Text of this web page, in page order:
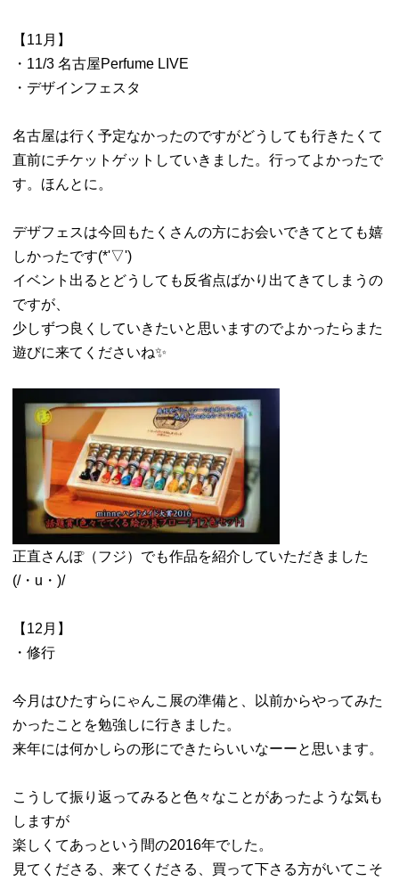
【11月】
・11/3 名古屋Perfume LIVE
・デザインフェスタ
名古屋は行く予定なかったのですがどうしても行きたくて
直前にチケットゲットしていきました。行ってよかったで
す。ほんとに。
デザフェスは今回もたくさんの方にお会いできてとても嬉
しかったです(*'▽')
イベント出るとどうしても反省点ばかり出てきてしまうの
ですが、
少しずつ良くしていきたいと思いますのでよかったらまた
遊びに来てくださいね✨
正直さんぽ（フジ）でも作品を紹介していただきました
(/・u・)/
【12月】
・修行
今月はひたすらにゃんこ展の準備と、以前からやってみた
かったことを勉強しに行きました。
来年には何かしらの形にできたらいいなーーと思います。
こうして振り返ってみると色々なことがあったような気も
しますが
楽しくてあっという間の2016年でした。
見てくださる、来てくださる、買って下さる方がいてこそ